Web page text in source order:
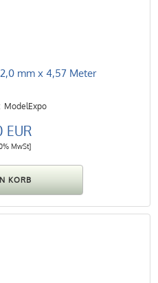
mm x 4,57 Meter
ModelExpo
EUR
MwSt]